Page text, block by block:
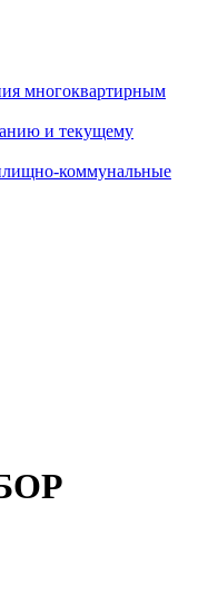
многоквартирным
и текущему
коммунальные